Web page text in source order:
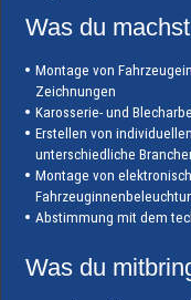
Was du machst
Montage von
Zeichnungen
Karosserie- und
Erstellen von
unterschiedliche
Montage von
Abstimmung mit dem
Was du